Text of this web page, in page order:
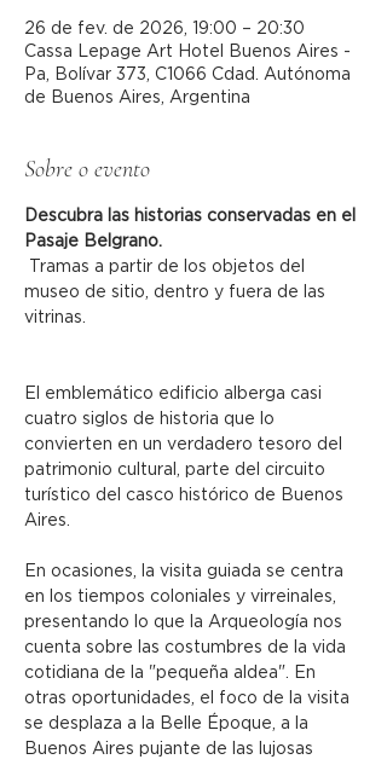
26 de fev. de 2026, 19:00 – 20:30
Cassa Lepage Art Hotel Buenos Aires -
Pa, Bolívar 373, C1066 Cdad. Autónoma
de Buenos Aires, Argentina
Sobre o evento
Descubra las historias conservadas en el
Pasaje Belgrano.
museo de sitio, dentro y fuera de las
vitrinas.
El emblemático edificio alberga casi
cuatro siglos de historia que lo
convierten en un verdadero tesoro del
patrimonio cultural, parte del circuito
turístico del casco histórico de Buenos
Aires.
En ocasiones, la visita guiada se centra
en los tiempos coloniales y virreinales,
presentando lo que la Arqueología nos
cuenta sobre las costumbres de la vida
cotidiana de la "pequeña aldea". En
otras oportunidades, el foco de la visita
se desplaza a la Belle Époque, a la
Buenos Aires pujante de las lujosas